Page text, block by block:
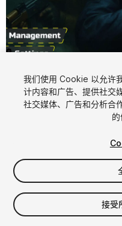
FREE
33viewsin the past
我们使用 Cookie 以允许
计内容和广告、提供社交
社交媒体、广告和分析合
的
接受